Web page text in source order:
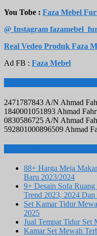
You Tobe : Faza Mebel
@ Instagram
Real Vedeo Produk Faza
Ad FB : Faza Mebel
2471787843 A/N Ahmad
1840001051893 Ahmad
0830586725 A/N Ahmad
592801000896509 Ahmad
88+ Harga Meja
Baru 2023/2024
9+ Desain Sofa
Trend 2023, 2024 Dan
Set Kamar Tidur
2025
Jual Tempat Tidur Set
Kamar Set Mewah